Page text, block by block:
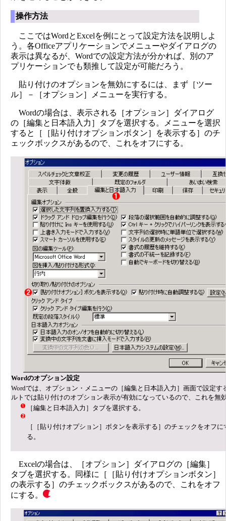
操作方法
ここではWordとExcelを例にとって設定方法を説明しよ
う。各Officeアプリケーションでメニューやダイアログの
表示は異なるが、Wordでの設定方法が分かれば、別のア
プリケーションでも類推して設定が可能だろう。
貼り付けのオプションを無効にするには、まず［ツー
ル］－［オプション］メニューを実行する。
Wordの場合は、表示される［オプション］ダイアログ
の［編集と日本語入力］タブを選択する。メニューを選択
すると［［貼り付けオプションボタン］を表示する］のチ
ェックボックスがあるので、これをオフにする。
Wordのオプション設定
Wordでは、オプション・メニューの［編集と日本語入力］画面で設定す
ルトでは貼り付けのオプション表示が有効になっているので、これを無
［編集と日本語入力］タブを選択する。
［［貼り付けオプション］ボタンを表示する］のチェックをオフに
る。
Excelの場合は、［オプション］ダイアログの［編集］
タブを選択する。同様に［［貼り付けオプションボタン］
の表示する］のチェックボックスがあるので、これをオフ
にする。